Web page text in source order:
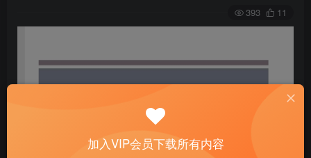
393 11
加入VIP会员下载所有内容